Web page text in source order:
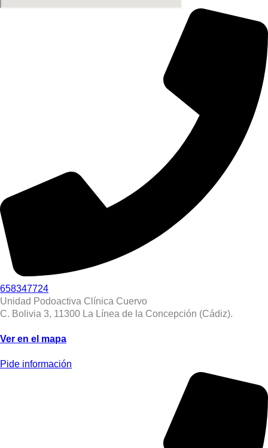
658347724
Unidad Podoactiva Clínica Cuervo
C. Bolivia 3, 11300 La Línea de la Concepción (Cádiz).
Ver en el mapa
Pide información